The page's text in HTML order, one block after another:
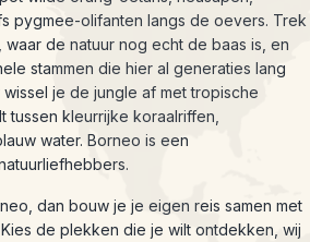
pygmee-olifanten langs de oevers. Trek
de natuur nog echt de baas is, en
stammen die hier al generaties lang
je de jungle af met tropische
tussen kleurrijke koraalriffen,
water. Borneo is een
dan bouw je je eigen reis samen met
de plekken die je wilt ontdekken, wij